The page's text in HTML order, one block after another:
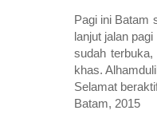
Pagi ini Batam
lanjut jalan
sudah
khas.
Selamat
Batam, 2015